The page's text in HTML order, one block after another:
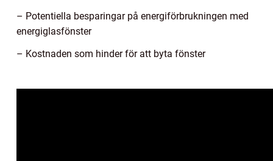
– Potentiella besparingar på energiförbrukningen med
energiglasfönster
– Kostnaden som hinder för att byta fönster